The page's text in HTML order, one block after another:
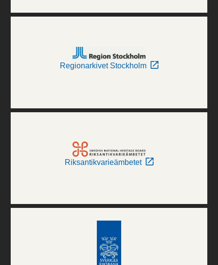
Regionarkivet Stockholm
Riksantikvarieämbetet